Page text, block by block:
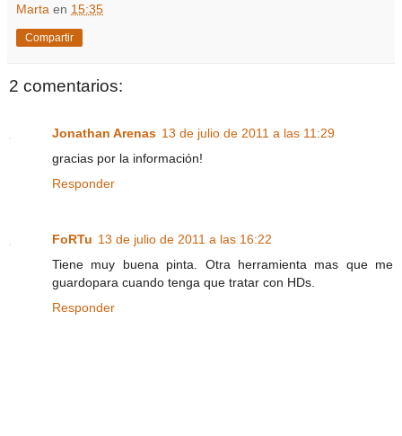
Marta en 15:35
Compartir
2 comentarios:
Jonathan Arenas 13 de julio de 2011 a las 11:29
gracias por la información!
Responder
FoRTu 13 de julio de 2011 a las 16:22
Tiene muy buena pinta. Otra herramienta mas que me
guardopara cuando tenga que tratar con HDs.
Responder